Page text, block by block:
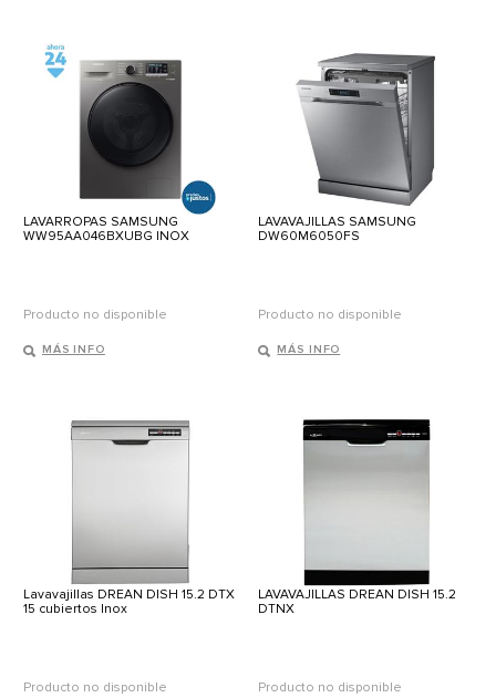
LAVARROPAS SAMSUNG
WW95AA046BXUBG INOX
Producto no disponible
MÁS INFO
LAVAVAJILLAS SAMSUNG
DW60M6050FS
Producto no disponible
MÁS INFO
Lavavajillas DREAN DISH 15.2 DTX
15 cubiertos Inox
Producto no disponible
LAVAVAJILLAS DREAN DISH 15.2
DTNX
Producto no disponible